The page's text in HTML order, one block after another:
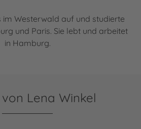
im Westerwald auf und studierte
und Paris. Sie lebt und arbeitet
in Hamburg.
Lena Winkel